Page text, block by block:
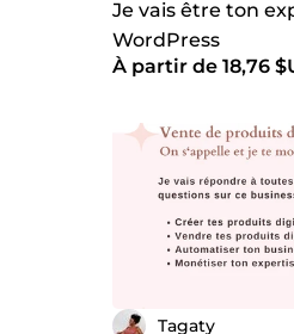
Je vais être ton
WordPress
À partir de 18,76
Tagaty